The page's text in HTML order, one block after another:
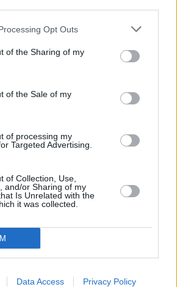
Opt Outs
of the Sharing of my
of the Sale of my
of processing my
Targeted Advertising.
of Collection, Use,
and/or Sharing of my
Is Unrelated with the
it was collected.
Data Access Privacy Policy
SS36 “del Lago di Como e dello
sula SS26 “della Valle D’Aosta”;
zona di Comacchio, in provincia di
e Veneto.
ad Anas a gennaio 2019
Strade” e alla SS7 “Appia”.
offre agli utenti un viaggio informato. Le
disponibili sul sito stradeanas.it alla
it/piani-interventi) e attraverso i canali